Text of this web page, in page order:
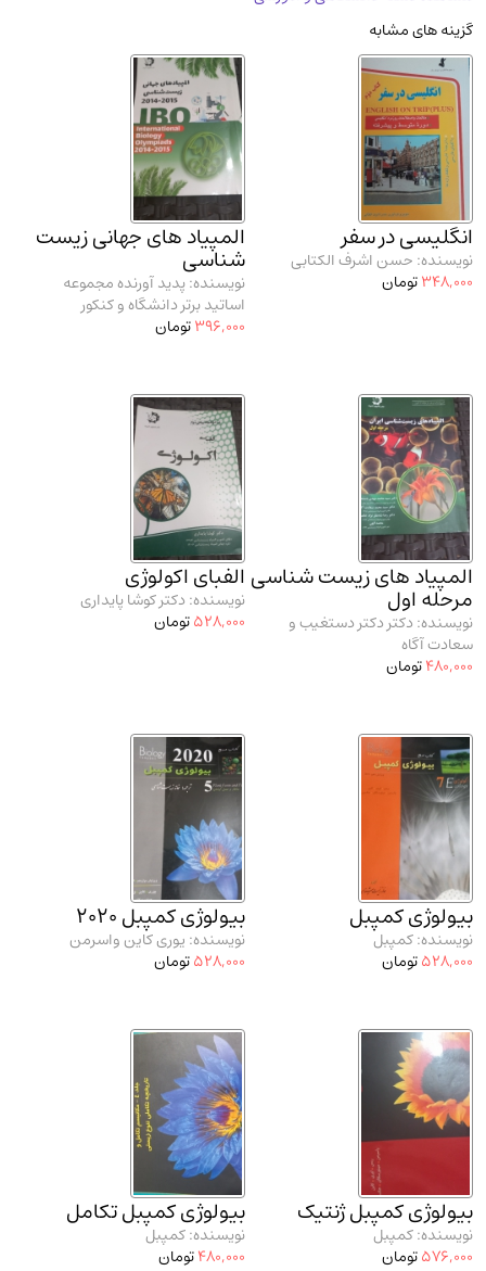
مدرسان شریف و انتشارت ارشد کتاب‌های..
دانشگاه پیامـ نور
گزینه های مشابه
انگلیسی در سفر
نویسنده: حسن اشرف الکتابی
348,000تومان
المپیاد های جهانی زیست
شناسی
نویسنده: پدید آورنده مجموعه
اساتید برتر دانشگاه و کنکور
396,000تومان
المپیاد های زیست شناسی
مرحله اول
نویسنده: دکتر دکتر دستغیب و
سعادت آگاه
480,000تومان
الفبای اکولوژی
نویسنده: دکتر کوشا پایداری
528,000تومان
بیولوژی کمپبل
نویسنده: کمپبل
528,000تومان
بیولوژی کمپبل 2020
نویسنده: یوری کاین واسرمن
528,000تومان
بیولوژی کمپبل ژنتیک
نویسنده: کمپبل
576,000تومان
بیولوژی کمپبل تکامل
نویسنده: کمپبل
480,000تومان